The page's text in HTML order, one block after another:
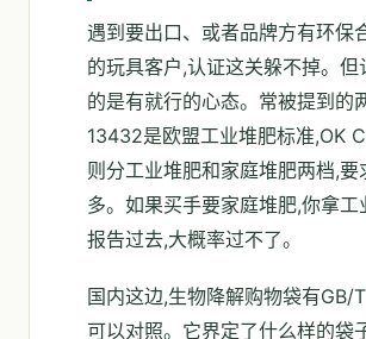
遇到要出口、或者品牌方有环保
的玩具客户,认证这关躲不掉。但
的是有就行的心态。常被提到的
13432是欧盟工业堆肥标准,OK
则分工业堆肥和家庭堆肥两档,要
多。如果买手要家庭堆肥,你拿工
报告过去,大概率过不了。
国内这边,生物降解购物袋有GB/
可以对照。它界定了什么样的袋